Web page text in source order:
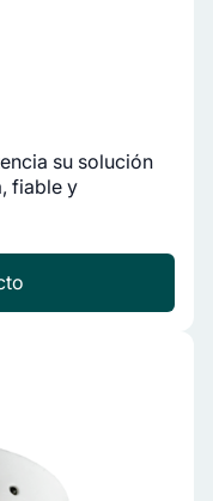
su solución
fiable y